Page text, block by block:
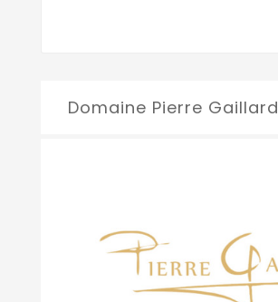
Domaine Pierre Gaillard